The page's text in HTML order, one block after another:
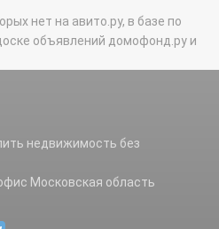
нет на авито.ру, в базе по
объявлений домофонд.ру и
недвижимость без
Московская область